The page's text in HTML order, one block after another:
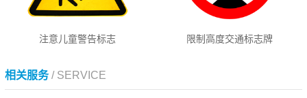
注意儿童警告标志 限制高度交通标志牌
相关服务/ SERVICE